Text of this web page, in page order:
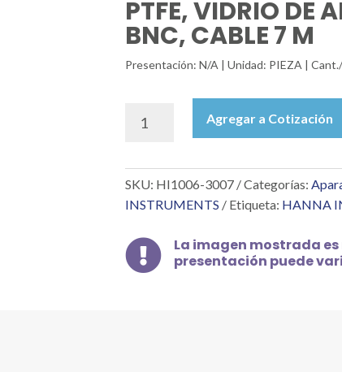
PTFE, VIDRIO DE
BNC, CABLE 7 M
Presentación: N/A | Unidad: PIEZA |
3007
ELECTRODO
PH
INDUSTRIAL,
PLANA,
UNIÓN
PTFE,
Agregar a Cotización
SKU: HI1006-3007 Categorías:
INSTRUMENTS
Etiqueta: HANNA

La imagen mostrada
presentación puede